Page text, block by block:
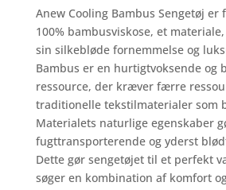
Anew Cooling Bambus Sengetøj
100% bambusviskose, et
sin silkebløde fornemmelse og
Bambus er en hurtigtvoksende og
ressource, der kræver færre
traditionelle tekstilmaterialer som
Materialets naturlige egenskaber
fugttransporterende og yderst
Dette gør sengetøjet til et perfekt
søger en kombination af komfort